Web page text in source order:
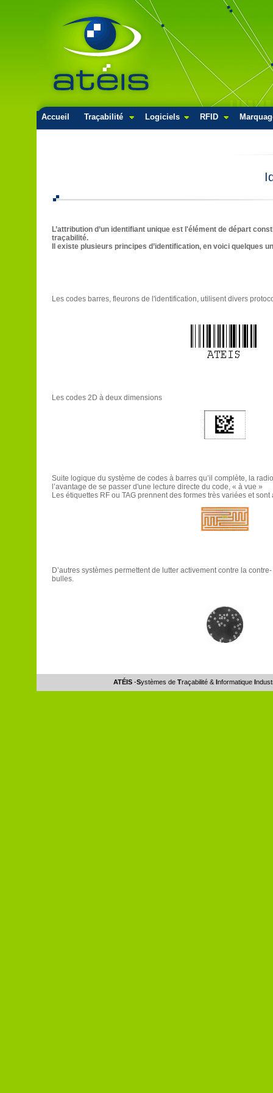
Accueil Traçabilité Logiciels RFID
L’attribution d’un identifiant unique est l'élément de départ
traçabilité.
Il existe plusieurs principes d’identification, en voici quelques
Les codes barres, fleurons de l'identification, utilisent divers
Les codes 2D à deux dimensions
Suite logique du système de codes à barres qu’il complète, la
l’avantage de se passer d'une lecture directe du code, « à vue »
Les étiquettes RF ou TAG prennent des formes très variées et
D’autres systèmes permettent de lutter activement contre la
bulles.
ATÉIS-Systèmes de Traçabilité & Informatique I